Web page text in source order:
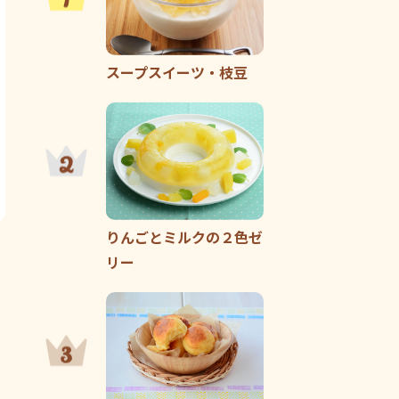
スープスイーツ・枝豆
りんごとミルクの２色ゼ
リー